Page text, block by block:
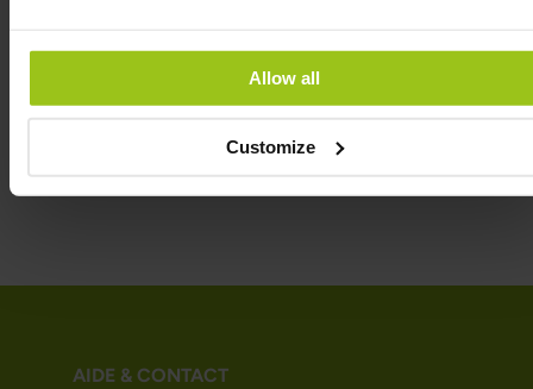
Allow all
Customize
AIDE & CONTACT